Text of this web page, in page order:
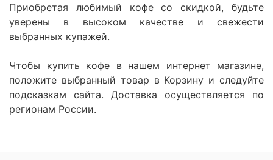
Приобретая любимый кофе со скидкой, будьте
уверены в высоком качестве и свежести
выбранных купажей.
Чтобы купить кофе в нашем интернет магазине,
положите выбранный товар в Корзину и следуйте
подсказкам сайта. Доставка осуществляется по
регионам России.